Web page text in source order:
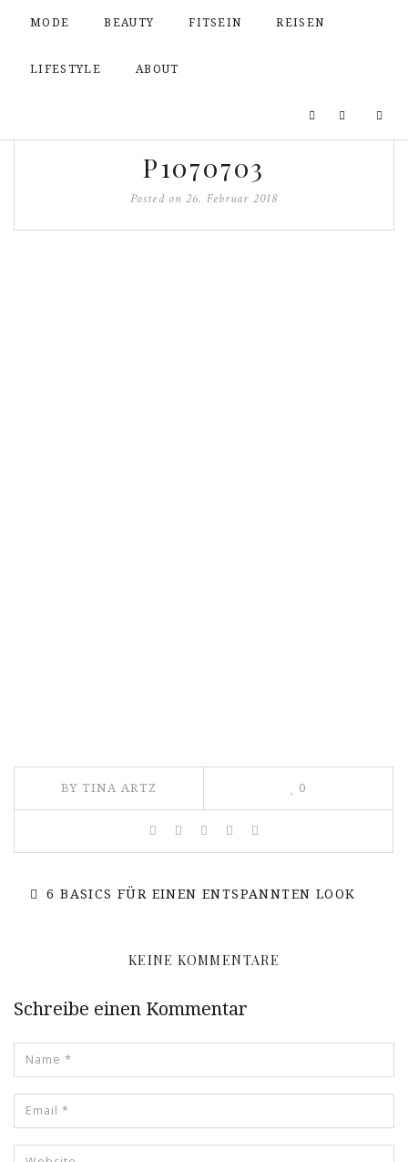
MODE BEAUTY FITSEIN REISEN
LIFESTYLE ABOUT
P1070703
Posted on26. Februar 2018
BY TINA ARTZ 0
6 BASICS FÜR EINEN ENTSPANNTEN LOOK
KEINE KOMMENTARE
Schreibe einen Kommentar